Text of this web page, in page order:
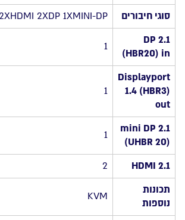
סוגי חיבורים
2XDP 1XMINI-DP
DP 2.1
(HBR20) in
1
Displayport
1.4 (HBR3)
out
1
mini DP 2.1
(UHBR 20)
1
HDMI 2.1
2
תכונות
נוספות
KVM